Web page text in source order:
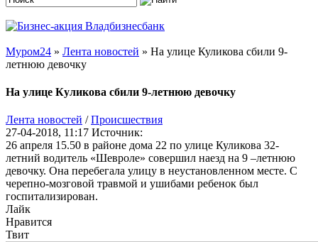
Муром24 » Лента новостей » На улице Куликова сбили 9-
летнюю девочку
На улице Куликова сбили 9-летнюю девочку
Лента новостей /Происшествия
27-04-2018, 11:17 Источник:
26 апреля 15.50 в районе дома 22 по улице Куликова 32-
летний водитель «Шевроле» совершил наезд на 9 –летнюю
девочку. Она перебегала улицу в неустановленном месте. С
черепно-мозговой травмой и ушибами ребенок был
госпитализирован.
Лайк
Нравится
Твит